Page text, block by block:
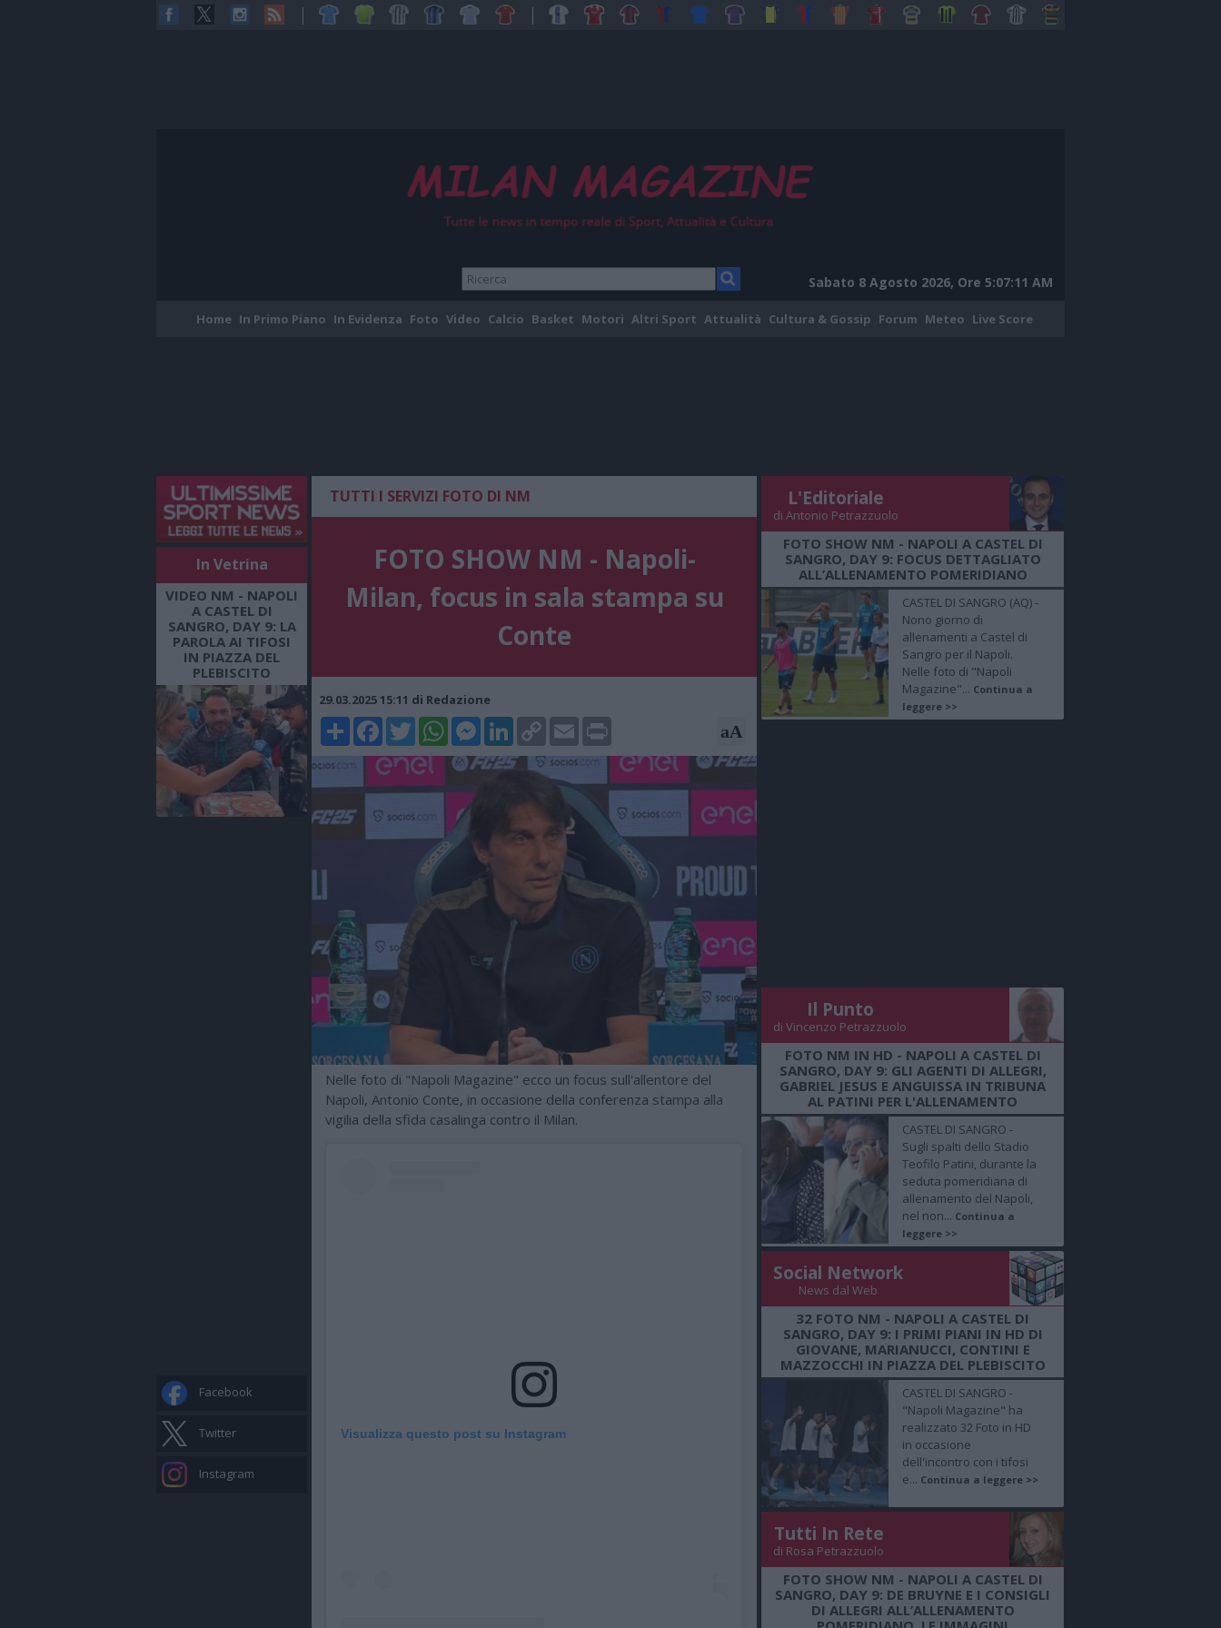
Sabato 8 Agosto 2026, Ore 5:07:12 AM
Home In Primo Piano In Evidenza Foto Video Calcio Basket Motori Altri Sport Attualità Cultura & Gossip Forum Meteo Live Score
In Vetrina
VIDEO NM - NAPOLI
A CASTEL DI
SANGRO, DAY 9: LA
PAROLA AI TIFOSI
IN PIAZZA DEL
PLEBISCITO
Facebook
Twitter
Instagram
TUTTI I SERVIZI FOTO DI NM
FOTO SHOW NM - Napoli-
Milan, focus in sala stampa su
Conte
29.03.2025 15:11 di Redazione
ShareFacebookTwitterWhatsAppMessenger
LinkedIn
Copy
Link
Email Print aA
Nelle foto di "Napoli Magazine" ecco un focus sull'allentore del
Napoli, Antonio Conte, in occasione della conferenza stampa alla
vigilia della sfida casalinga contro il Milan.
Visualizza questo post su Instagram
L'Editoriale
di Antonio Petrazzuolo
FOTO SHOW NM - NAPOLI A CASTEL DI
SANGRO, DAY 9: FOCUS DETTAGLIATO
ALL’ALLENAMENTO POMERIDIANO
CASTEL DI SANGRO (AQ) -
Nono giorno di
allenamenti a Castel di
Sangro per il Napoli.
Nelle foto di "Napoli
Magazine"... Continua a
leggere >>
Il Punto
di Vincenzo Petrazzuolo
FOTO NM IN HD - NAPOLI A CASTEL DI
SANGRO, DAY 9: GLI AGENTI DI ALLEGRI,
GABRIEL JESUS E ANGUISSA IN TRIBUNA
AL PATINI PER L'ALLENAMENTO
CASTEL DI SANGRO -
Sugli spalti dello Stadio
Teofilo Patini, durante la
seduta pomeridiana di
allenamento del Napoli,
nel non... Continua a
leggere >>
Social Network
News dal Web
32 FOTO NM - NAPOLI A CASTEL DI
SANGRO, DAY 9: I PRIMI PIANI IN HD DI
GIOVANE, MARIANUCCI, CONTINI E
MAZZOCCHI IN PIAZZA DEL PLEBISCITO
CASTEL DI SANGRO -
"Napoli Magazine" ha
realizzato 32 Foto in HD
in occasione
dell'incontro con i tifosi
e... Continua a leggere >>
Tutti In Rete
di Rosa Petrazzuolo
FOTO SHOW NM - NAPOLI A CASTEL DI
SANGRO, DAY 9: DE BRUYNE E I CONSIGLI
DI ALLEGRI ALL’ALLENAMENTO